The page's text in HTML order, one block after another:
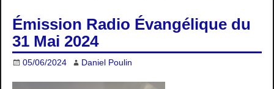
Émission Radio Évangélique du
31 Mai 2024
05/06/2024 Daniel Poulin